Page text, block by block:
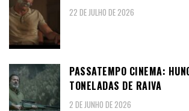
22 DE JULHO DE 2026
PASSATEMPO CINEMA:
TONELADAS DE RAIVA
2 DE JUNHO DE 2026